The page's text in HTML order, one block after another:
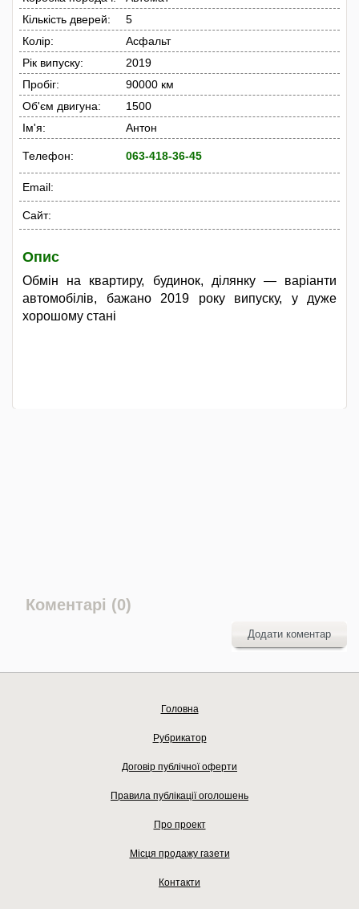
Кількість дверей:
5
Колір:
Асфальт
Рік випуску:
2019
Пробіг:
90000 км
Об'єм двигуна:
1500
Ім'я:
Антон
Телефон: 063-418-36-45
Email:
Сайт:
Опис
Обмін на квартиру, будинок, ділянку — варіанти
автомобілів, бажано 2019 року випуску, у дуже
хорошому стані
Коментарі (0)
Додати коментар
Головна
Рубрикатор
Договір публічної оферти
Правила публікації оголошень
Про проект
Місця продажу газети
Контакти